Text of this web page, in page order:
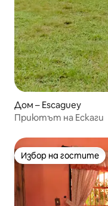
Дом – Escaguey
Приютът на Ескаги
Избор на гостите
Избор на гостите